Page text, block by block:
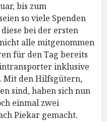
bis zum
so viele Spenden
bei der ersten
alle mitgenommen
für den Tag bereits
inklusive
Mit den Hilfsgütern,
sind, haben sich nun
einmal zwei
Piekar gemacht.